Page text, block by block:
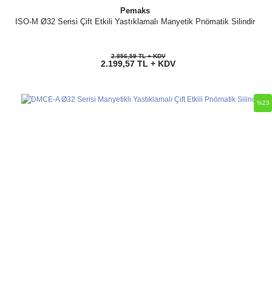
Pemaks
ISO-M Ø32 Serisi Çift Etkili Yastıklamalı Manyetik Pnömatik Silindir
2.856,59 TL + KDV
2.199,57 TL + KDV
%23